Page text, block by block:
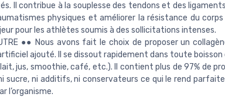
Il contribue à la souplesse des tendons et des
physiques et améliorer la résistance du
pour les athlètes soumis à des sollicitations intenses.
●● Nous avons fait le choix de proposer un
ajouté. Il se dissout rapidement dans toute boisson
lait, jus, smoothie, café, etc.). Il contient plus de 97% de
sucre, ni additifs, ni conservateurs ce qui le rend
l’organisme.